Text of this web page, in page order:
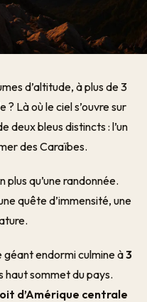
d’altitude, à plus de 3
Là où le ciel s’ouvre sur
deux bleus distincts : l’un
des Caraïbes.
plus qu’une randonnée.
quête d’immensité, une
géant endormi culmine à3
haut sommet du pays.
d’Amérique centrale